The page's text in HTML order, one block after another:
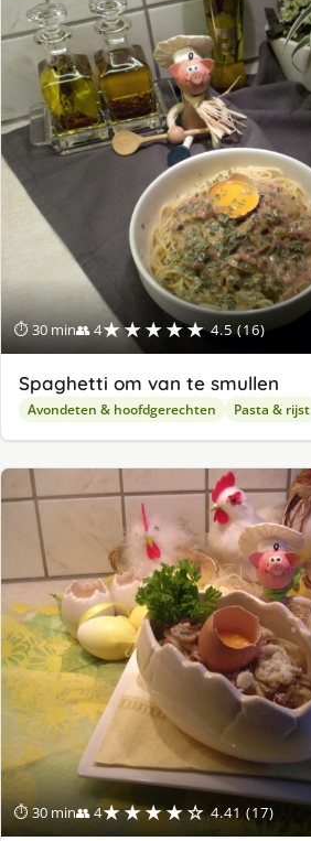
⏱ 30 min👥 4★★★★★ 4.5 (16)
Spaghetti om van te smullen
Avondeten & hoofdgerechten Pasta & rijst
⏱ 30 min👥 4★★★★☆ 4.41 (17)